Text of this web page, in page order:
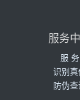
服务
服 务
识别真
防伪